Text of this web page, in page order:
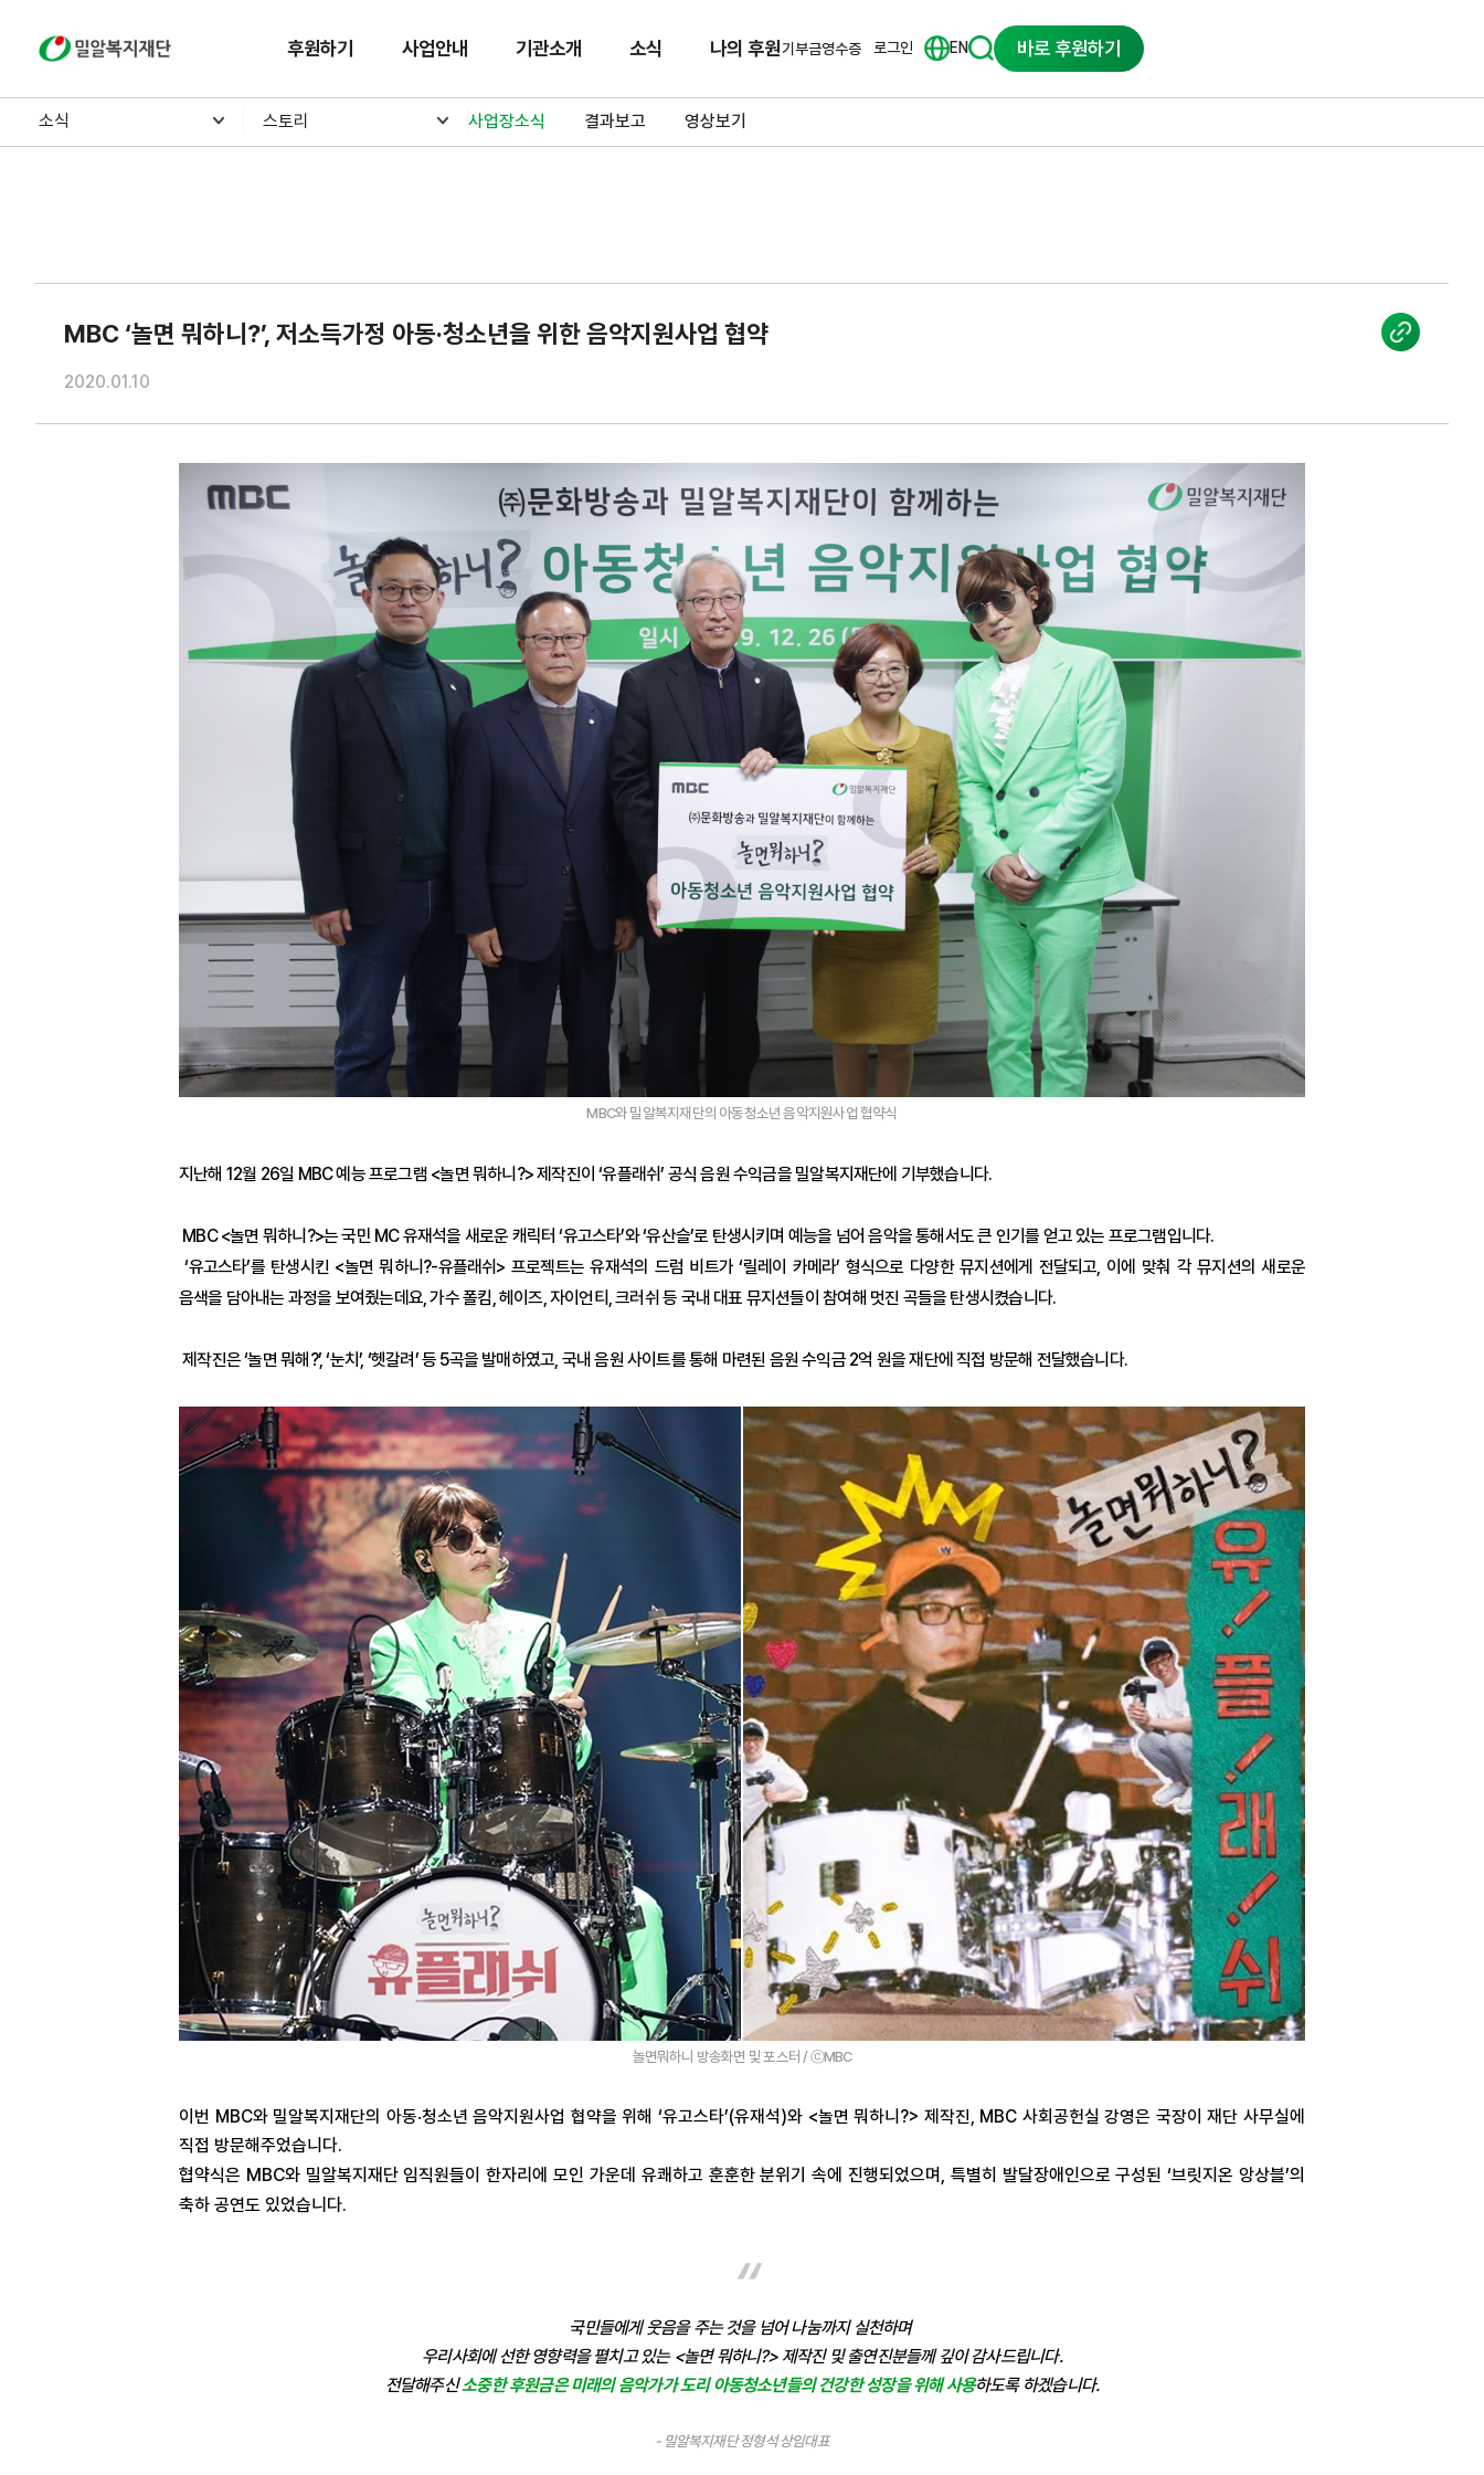
밀알복지재단 후원하기 사업안내 기관소개 소식 나의 후원기부금영수증 로그인 EN 바로 후원하기
소식 스토리 사업장소식 결과보고 영상보기
MBC ‘놀면 뭐하니?’, 저소득가정 아동·청소년을 위한 음악지원사업 협약
2020.01.10
MBC와 밀알복지재단의 아동청소년 음악지원사업 협약식
지난해 12월 26일 MBC 예능 프로그램 <놀면 뭐하니?> 제작진이 ‘유플래쉬’ 공식 음원 수익금을 밀알복지재단에 기부했습니다.
MBC <놀면 뭐하니?>는 국민 MC 유재석을 새로운 캐릭터 ‘유고스타’와 ‘유산슬’로 탄생시키며 예능을 넘어 음악을 통해서도 큰 인기를 얻고 있는 프로그램입니다.
‘유고스타’를 탄생시킨 <놀면 뭐하니?-유플래쉬> 프로젝트는 유재석의 드럼 비트가 ‘릴레이 카메라’ 형식으로 다양한 뮤지션에게 전달되고, 이에 맞춰 각 뮤지션의 새로운
음색을 담아내는 과정을 보여줬는데요, 가수 폴킴, 헤이즈, 자이언티, 크러쉬 등 국내 대표 뮤지션들이 참여해 멋진 곡들을 탄생시켰습니다.
제작진은 ‘놀면 뭐해?’, ‘눈치’, ‘헷갈려’ 등 5곡을 발매하였고, 국내 음원 사이트를 통해 마련된 음원 수익금 2억 원을 재단에 직접 방문해 전달했습니다.
놀면뭐하니 방송화면 및 포스터 / ⓒMBC
이번 MBC와 밀알복지재단의 아동·청소년 음악지원사업 협약을 위해 ‘유고스타’(유재석)와 <놀면 뭐하니?> 제작진 , MBC 사회공헌실 강영은 국장이 재단 사무실에
직접 방문해주었습니다.
협약식은 MBC와 밀알복지재단 임직원들이 한자리에 모인 가운데 유쾌하고 훈훈한 분위기 속에 진행되었으며 특별히 발달장애인으로 구성된‘브릿지온 앙상블’의
축하 공연도 있었습니다.
“
국민들에게 웃음을 주는 것을 넘어 나눔까지 실천하며
우리사회에 선한 영향력을 펼치고 있는 <놀면 뭐하니?> 제작진 및 출연진분들께 깊이 감사드립니다.
전달해주신소중한 후원금은 미래의 음악가가 도리 아동청소년들의 건강한 성장을 위해 사용하도록 하겠습니다.
- 밀알복지재단 정형석 상임대표